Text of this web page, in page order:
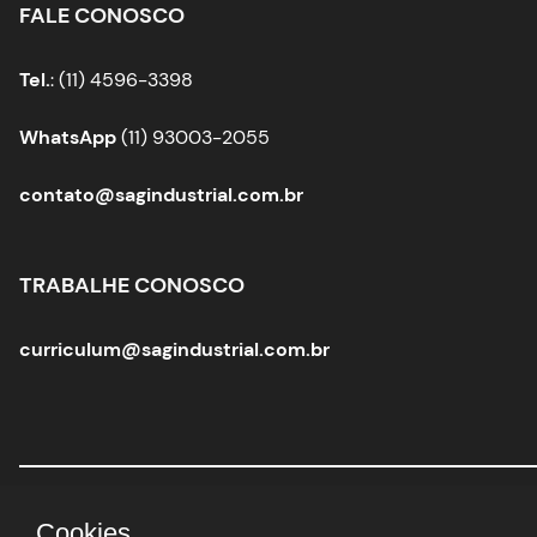
FALE CONOSCO
Tel.: (11) 4596-3398
WhatsApp(11) 93003-2055
contato@sagindustrial.com.br
TRABALHE CONOSCO
curriculum@sagindustrial.com.br
Sag Industrial Solutions Group